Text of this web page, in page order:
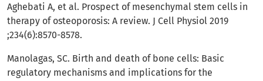
Aghebati A, et al. Prospect of mesenchymal stem cells in
therapy of osteoporosis: A review. J Cell Physiol 2019
;234(6):8570-8578.
Manolagas, SC. Birth and death of bone cells: Basic
regulatory mechanisms and implications for the